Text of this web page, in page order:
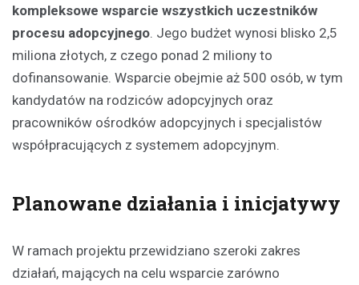
kompleksowe wsparcie wszystkich uczestników
procesu adopcyjnego. Jego budżet wynosi blisko 2,5
miliona złotych, z czego ponad 2 miliony to
dofinansowanie. Wsparcie obejmie aż 500 osób, w tym
kandydatów na rodziców adopcyjnych oraz
pracowników ośrodków adopcyjnych i specjalistów
współpracujących z systemem adopcyjnym.
Planowane działania i inicjatywy
W ramach projektu przewidziano szeroki zakres
działań, mających na celu wsparcie zarówno